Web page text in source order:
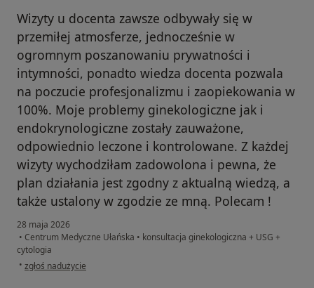
Wizyty u docenta zawsze odbywały się w
przemiłej atmosferze, jednocześnie w
ogromnym poszanowaniu prywatności i
intymności, ponadto wiedza docenta pozwala
na poczucie profesjonalizmu i zaopiekowania w
100%. Moje problemy ginekologiczne jak i
endokrynologiczne zostały zauważone,
odpowiednio leczone i kontrolowane. Z każdej
wizyty wychodziłam zadowolona i pewna, że
plan działania jest zgodny z aktualną wiedzą, a
także ustalony w zgodzie ze mną. Polecam !
28 maja 2026
• Centrum Medyczne Ułańska • konsultacja ginekologiczna + USG +
cytologia
• w opinii użytkownika MGP
zgłoś nadużycie